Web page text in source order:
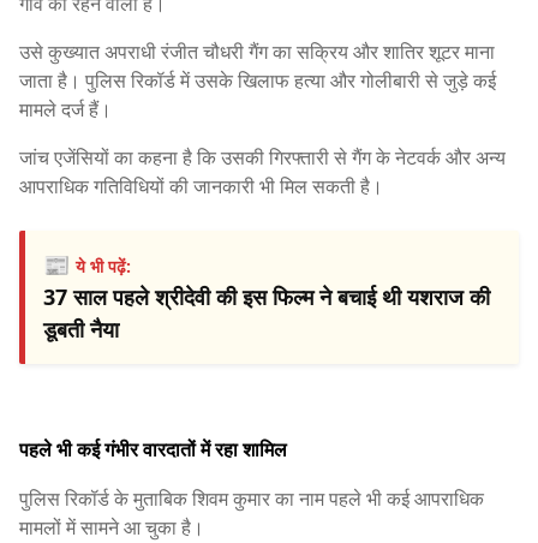
उसे कुख्यात अपराधी रंजीत चौधरी गैंग का सक्रिय और शातिर शूटर माना
जाता है। पुलिस रिकॉर्ड में उसके खिलाफ हत्या और गोलीबारी से जुड़े कई
मामले दर्ज हैं।
जांच एजेंसियों का कहना है कि उसकी गिरफ्तारी से गैंग के नेटवर्क और अन्य
आपराधिक गतिविधियों की जानकारी भी मिल सकती है।
📰ये भी पढ़ें:
37 साल पहले श्रीदेवी की इस फिल्म ने बचाई थी यशराज की
डूबती नैया
पहले भी कई गंभीर वारदातों में रहा शामिल
पुलिस रिकॉर्ड के मुताबिक शिवम कुमार का नाम पहले भी कई आपराधिक
मामलों में सामने आ चुका है।